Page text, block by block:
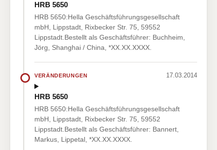
HRB 5650
HRB 5650:Hella Geschäftsführungsgesellschaft
mbH, Lippstadt, Rixbecker Str. 75, 59552
Lippstadt.Bestellt als Geschäftsführer: Buchheim,
Jörg, Shanghai / China, *XX.XX.XXXX.
VERÄNDERUNGEN 17.03.2014
HRB 5650
HRB 5650:Hella Geschäftsführungsgesellschaft
mbH, Lippstadt, Rixbecker Str. 75, 59552
Lippstadt.Bestellt als Geschäftsführer: Bannert,
Markus, Lippetal, *XX.XX.XXXX.